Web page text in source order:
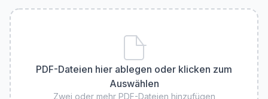
PDF-Dateien hier ablegen oder klicken zum
Auswählen
Zwei oder mehr PDF-Dateien hinzufügen